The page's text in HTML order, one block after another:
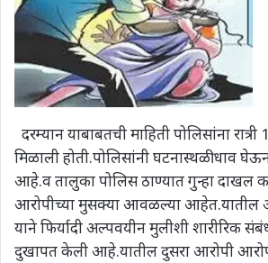
दरम्यान याबाबतची माहिती पोलिसांना
मिळाली होती.पोलिसांनी घटनास्थळी धाव
आहे.व तालुका पोलिस ठाण्यात गुन्हा दाखल
आरोपीच्या मुसक्या आवळल्या आहेत.यातील
याने फिर्यादी अल्पवयीन मुलीशी शारीरिक
दुखापत केली आहे.यातील दुसरा आरोपी